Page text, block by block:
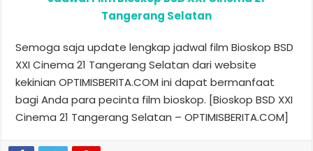
Tangerang Selatan
Semoga saja update lengkap jadwal film Bioskop BSD
XXI Cinema 21 Tangerang Selatan dari website
kekinian OPTIMISBERITA.COM ini dapat bermanfaat
bagi Anda para pecinta film bioskop. [Bioskop BSD XXI
Cinema 21 Tangerang Selatan – OPTIMISBERITA.COM]